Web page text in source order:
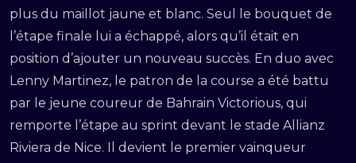
plus du maillot jaune et blanc. Seul le bouquet de
l’étape finale lui a échappé, alors qu’il était en
position d’ajouter un nouveau succès. En duo avec
Lenny Martinez, le patron de la course a été battu
par le jeune coureur de Bahrain Victorious, qui
remporte l’étape au sprint devant le stade Allianz
Riviera de Nice. Il devient le premier vainqueur